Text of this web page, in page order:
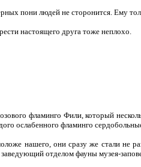
пони людей не сторонится. Ему
настоящего друга тоже неплохо.
фламинго Фили, который
ослабенного фламинго
нашего, они сразу же стали не
заведующий отделом фауны музея-